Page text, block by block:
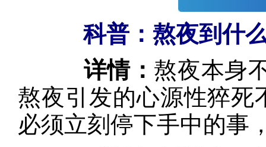
科普：熬夜到什
详情： 熬夜本身
熬夜引发的心源性猝死
必须立刻停下手中的事